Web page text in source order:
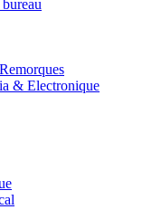
& Electronique